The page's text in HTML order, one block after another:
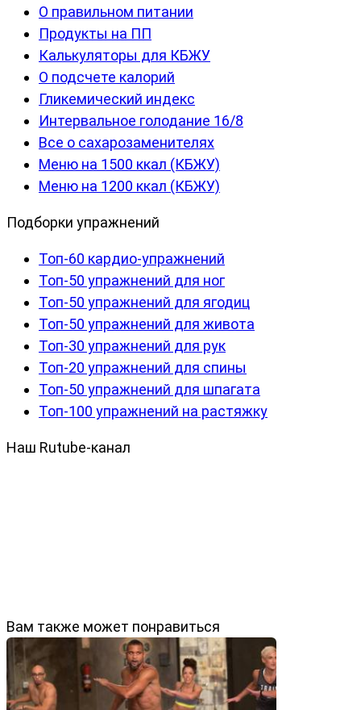
О правильном питании
Продукты на ПП
Калькуляторы для КБЖУ
О подсчете калорий
Гликемический индекс
Интервальное голодание 16/8
Все о сахарозаменителях
Меню на 1500 ккал (КБЖУ)
Меню на 1200 ккал (КБЖУ)
Подборки упражнений
Топ-60 кардио-упражнений
Топ-50 упражнений для ног
Топ-50 упражнений для ягодиц
Топ-50 упражнений для живота
Топ-30 упражнений для рук
Топ-20 упражнений для спины
Топ-50 упражнений для шпагата
Топ-100 упражнений на растяжку
Наш Rutube-канал
Вам также может понравиться